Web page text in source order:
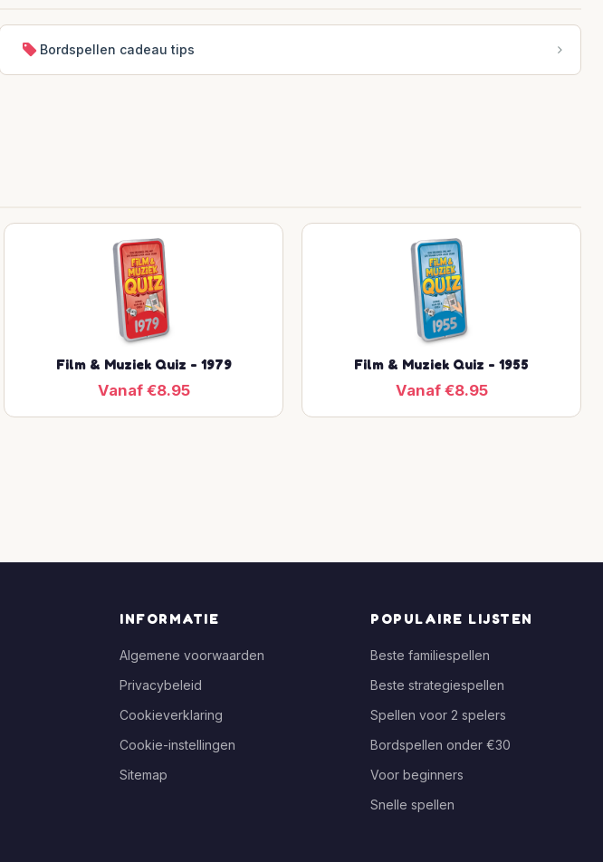
Bordspellen cadeau tips
Film & Muziek Quiz - 1979
Vanaf €8.95
Film & Muziek Quiz - 1955
Vanaf €8.95
INFORMATIE
Algemene voorwaarden
Privacybeleid
Cookieverklaring
Cookie-instellingen
Sitemap
POPULAIRE LIJSTEN
Beste familiespellen
Beste strategiespellen
Spellen voor 2 spelers
Bordspellen onder €30
Voor beginners
Snelle spellen